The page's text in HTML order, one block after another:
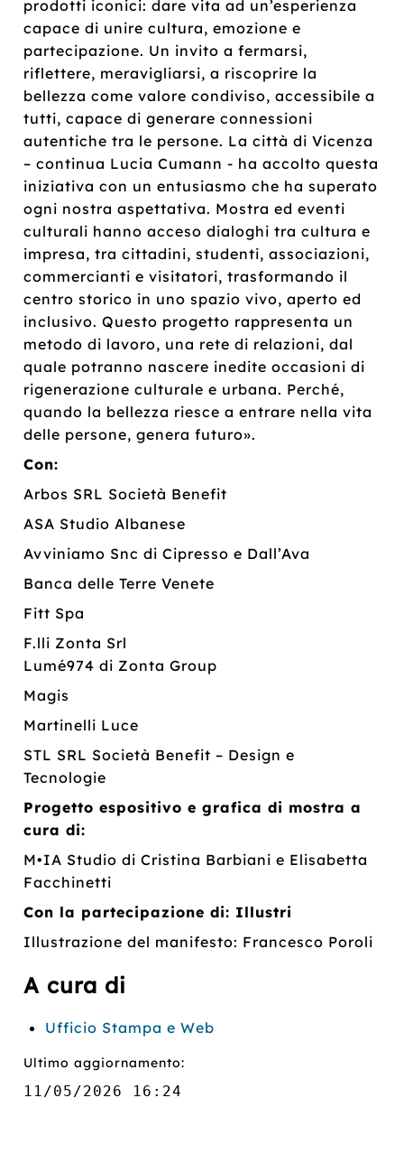
prodotti iconici: dare vita ad un’esperienza
capace di unire cultura, emozione e
partecipazione. Un invito a fermarsi,
riflettere, meravigliarsi, a riscoprire la
bellezza come valore condiviso, accessibile a
tutti, capace di generare connessioni
autentiche tra le persone. La città di Vicenza
– continua Lucia Cumann - ha accolto questa
iniziativa con un entusiasmo che ha superato
ogni nostra aspettativa. Mostra ed eventi
culturali hanno acceso dialoghi tra cultura e
impresa, tra cittadini, studenti, associazioni,
commercianti e visitatori, trasformando il
centro storico in uno spazio vivo, aperto ed
inclusivo. Questo progetto rappresenta un
metodo di lavoro, una rete di relazioni, dal
quale potranno nascere inedite occasioni di
rigenerazione culturale e urbana. Perché,
quando la bellezza riesce a entrare nella vita
delle persone, genera futuro».
Con:
Arbos SRL Società Benefit
ASA Studio Albanese
Avviniamo Snc di Cipresso e Dall’Ava
Banca delle Terre Venete
Fitt Spa
F.lli Zonta Srl
Lumé974 di Zonta Group
Magis
Martinelli Luce
STL SRL Società Benefit – Design e
Tecnologie
Progetto espositivo e grafica di mostra a
cura di:
M•IA Studio di Cristina Barbiani e Elisabetta
Facchinetti
Con la partecipazione di: Illustri
Illustrazione del manifesto: Francesco Poroli
A cura di
Ufficio Stampa e Web
Ultimo aggiornamento:
11/05/2026 16:24